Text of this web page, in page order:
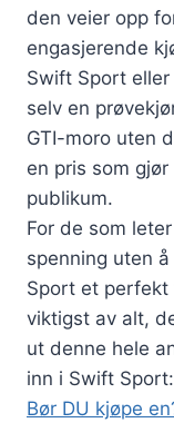
den veier opp
engasjerende
Swift Sport
selv en
GTI-moro uten
en pris som
publikum.
For de som
spenning uten
Sport et perfekt
viktigst av alt,
ut denne hele
inn i Swift Sport:
Bør DU kjøpe